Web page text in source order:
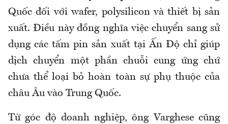
Quốc đối với wafer, polysilicon và thiết bị sản
xuất. Điều này đồng nghĩa việc chuyển sang sử
dụng các tấm pin sản xuất tại Ấn Độ chỉ giúp
dịch chuyển một phần chuỗi cung ứng chứ
chưa thể loại bỏ hoàn toàn sự phụ thuộc của
châu Âu vào Trung Quốc.
Từ góc độ doanh nghiệp, ông Varghese cũng